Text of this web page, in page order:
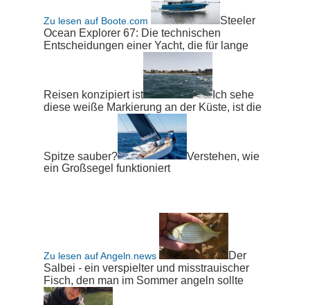
Zu lesen auf Boote.com
Steeler
Ocean Explorer 67: Die technischen
Entscheidungen einer Yacht, die für lange
Reisen konzipiert ist
Ich sehe
diese weiße Markierung an der Küste, ist die
Spitze sauber?
Verstehen, wie
ein Großsegel funktioniert
Zu lesen auf Angeln.news
Der
Salbei - ein verspielter und misstrauischer
Fisch, den man im Sommer angeln sollte